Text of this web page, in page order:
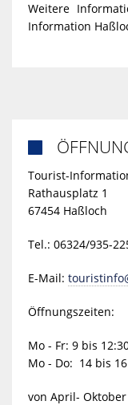
Weitere
Information
Tourist-
Rathausplatz 1
67454 Haßloch
Tel.: 06324/935-
E-Mail:
Öffnungszeiten:
Mo - Fr: 9 bis
Mo - Do: 14 bis
von April-